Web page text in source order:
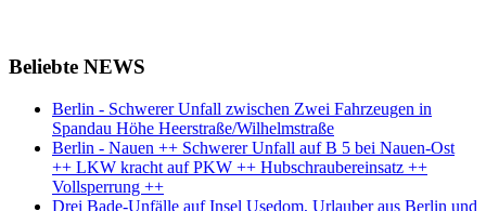
Beliebte NEWS
Berlin - Schwerer Unfall zwischen Zwei Fahrzeugen in
Spandau Höhe Heerstraße/Wilhelmstraße
Berlin - Nauen ++ Schwerer Unfall auf B 5 bei Nauen-Ost
++ LKW kracht auf PKW ++ Hubschraubereinsatz ++
Vollsperrung ++
Drei Bade-Unfälle auf Insel Usedom, Urlauber aus Berlin und